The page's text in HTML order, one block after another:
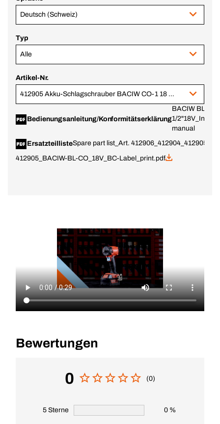
Deutsch (Schweiz)
Typ
Alle
Artikel-Nr.
412905 Akku-Schlagschrauber BACIW CO-1 18 V, 5.0 Ah im BERA® CLIC+
Bedienungsanleitung/Konformitätserklärung
BACIW BL
1/
manual
ErsatzteillisteSpare part list_Art. 412906_412904_412905
412905_BACIW-BL-CO_18V_BC-Label_print.pdf
Bewertungen
0 (0)
5 Sterne 0 %